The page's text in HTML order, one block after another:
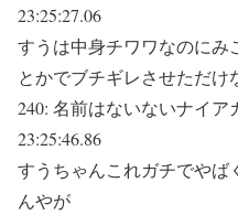
23:25:27.06
すうは中身チワワなのにみ
とかでブチギレさせただけ
240: 名前はないないナイア
23:25:46.86
すうちゃんこれガチでや
んやが